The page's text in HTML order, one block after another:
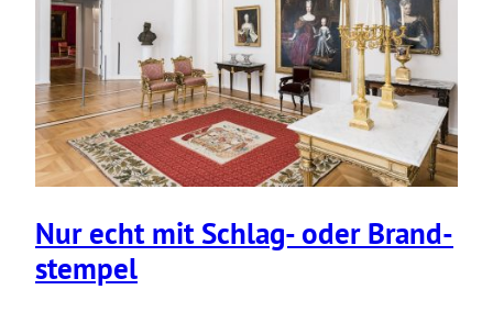
Nur echt mit Schlag- oder Brand­
stempel